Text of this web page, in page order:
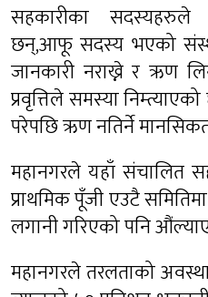
सहकारीका
छन्,आफू सदस्य भएको
जानकारी नराख्ने र ऋण
प्रवृत्तिले समस्या
परेपछि ऋण नतिर्ने
महानगरले यहाँ संचालित
प्राथमिक पूँजी एउटै
लगानी गरिएको पनि
महानगरले तरलताको